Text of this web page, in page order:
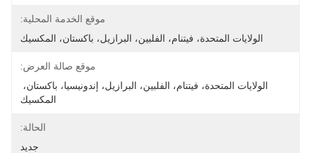
موقع الخدمة المحلية:
الولايات المتحدة، فيتنام، الفلبين، البرازيل، باكستان، المكسيك
موقع صالة العرض:
المكسيك
الحالة:
جديد